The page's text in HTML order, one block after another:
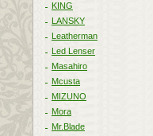
KING
LANSKY
Leatherman
Led Lenser
Masahiro
Mcusta
MIZUNO
Mora
Mr.Blade